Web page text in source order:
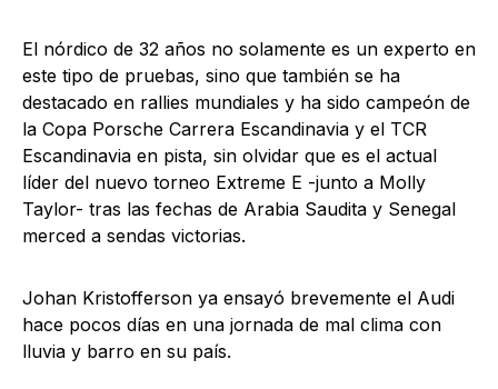
El nórdico de 32 años no solamente es un experto en
este tipo de pruebas, sino que también se ha
destacado en rallies mundiales y ha sido campeón de
la Copa Porsche Carrera Escandinavia y el TCR
Escandinavia en pista, sin olvidar que es el actual
líder del nuevo torneo Extreme E -junto a Molly
Taylor- tras las fechas de Arabia Saudita y Senegal
merced a sendas victorias.
Johan Kristofferson ya ensayó brevemente el Audi
hace pocos días en una jornada de mal clima con
lluvia y barro en su país.